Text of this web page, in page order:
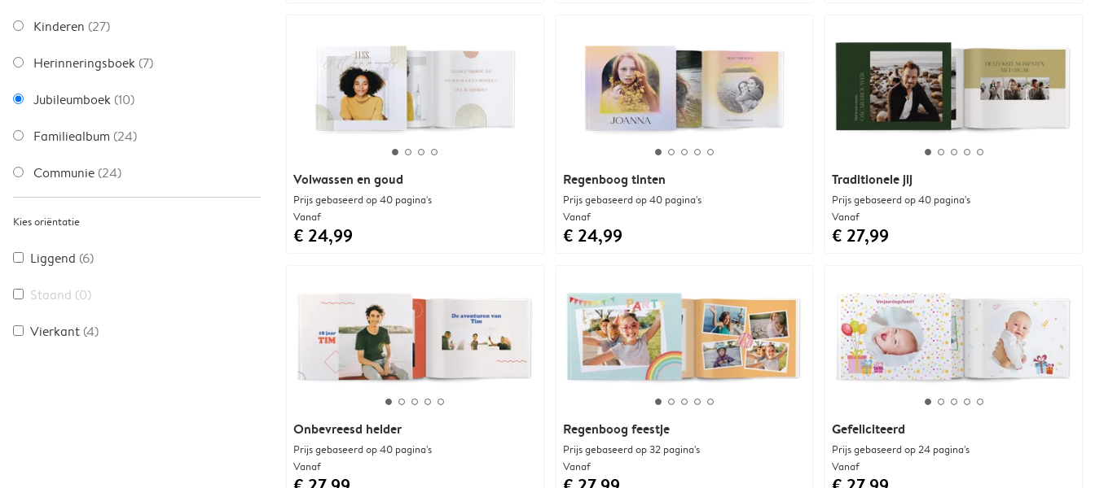
Kinderen (27)
Herinneringsboek (7)
Jubileumboek (10)
Familiealbum (24)
Communie (24)
Kies oriëntatie
Liggend (6)
Staand (0)
Vierkant (4)
Regenboog tinten
Prijs gebaseerd op 40 pagina's
Vanaf
€ 24,99
Volwassen en goud
Prijs gebaseerd op 40 pagina's
Vanaf
€ 24,99
Onbevreesd helder
Prijs gebaseerd op 40 pagina's
Vanaf
Traditionele jij
Prijs gebaseerd op 40 pagina's
Vanaf
€ 27,99
Regenboog feestje
Prijs gebaseerd op 32 pagina's
Vanaf
Gefeliciteerd
Prijs gebaseerd op 24 pagina's
Vanaf